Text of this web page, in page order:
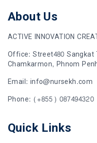
About Us
ACTIVE INNOVATION
Office: Street480 Sangkat
Chamkarmon, Phnom
Email: info@nursekh.com
Phone: (+855) 087494320
Quick Links